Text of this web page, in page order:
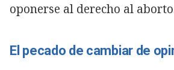
oponerse al derecho al
El pecado de cambiar de